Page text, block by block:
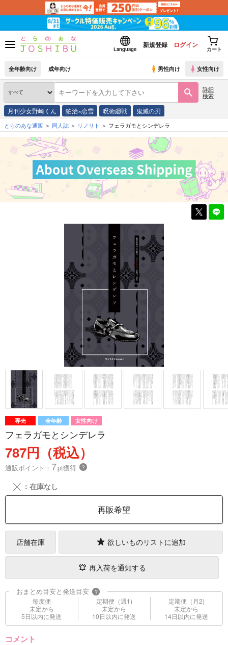
Language
新規登録 ログイン
カート
全年齢向け 成年向け 男性向け 女性向け
詳細
検索
月刊少女野崎くん 狛治×恋雪 呪術廻戦 鬼滅の刃
とらのあな通販 同人誌 リノリト フェラガモとシンデレラ
専売 全年齢 女性向け
フェラガモとシンデレラ
787円（税込）
通販ポイント： 7pt獲得 ？
╳ ：在庫なし
再販希望
店舗在庫 欲しいものリストに追加
再入荷を通知する
おまとめ目安と発送目安 ?
毎度便
未定から
5日以内に発送
定期便（週1)
未定から
10日以内に発送
定期便（月2)
未定から
14日以内に発送
コメント